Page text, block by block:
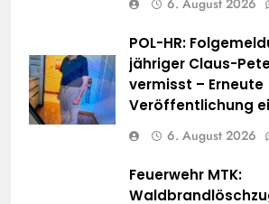
6. August 2026
POL-HR:
jähriger Claus-
vermisst – Erneute
Veröffentlichung
6. August 2026
Feuerwehr MTK: